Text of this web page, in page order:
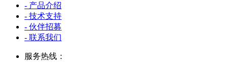
- 产品介绍
- 技术支持
- 伙伴招募
- 联系我们
服务热线：